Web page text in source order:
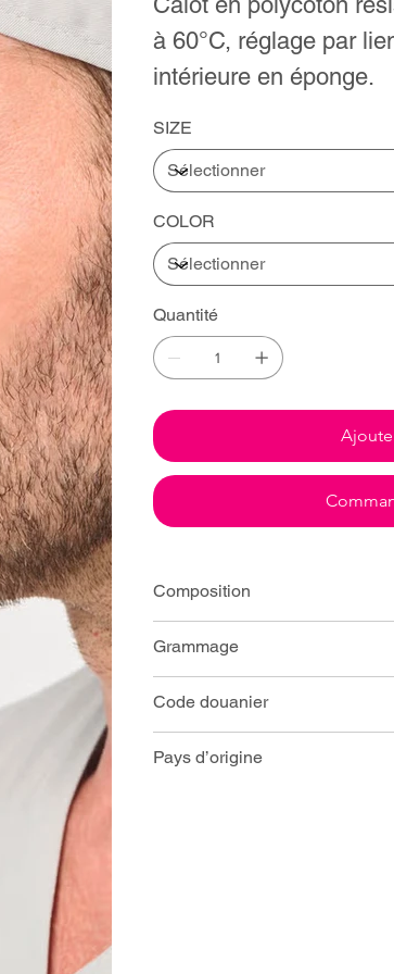
à 60°C, réglage par
intérieure en éponge.
SIZE
COLOR
Quantité
Composition
Grammage
Code douanier
Pays d’origine